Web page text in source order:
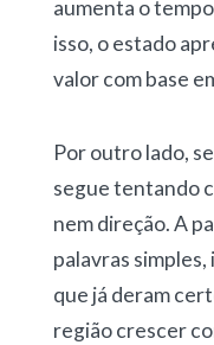
aumenta o
isso, o estado
valor com base
Por outro lado,
segue tentando
nem direção. A
palavras
que já deram
região crescer